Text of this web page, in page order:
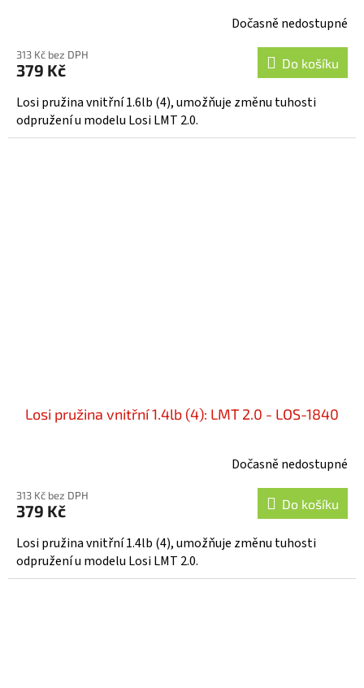
Dočasně nedostupné
313 Kč bez DPH
379 Kč Do košíku
Losi pružina vnitřní 1.6lb (4), umožňuje změnu tuhosti
odpružení u modelu Losi LMT 2.0.
Losi pružina vnitřní 1.4lb (4): LMT 2.0 - LOS-1840
Dočasně nedostupné
313 Kč bez DPH
379 Kč Do košíku
Losi pružina vnitřní 1.4lb (4), umožňuje změnu tuhosti
odpružení u modelu Losi LMT 2.0.